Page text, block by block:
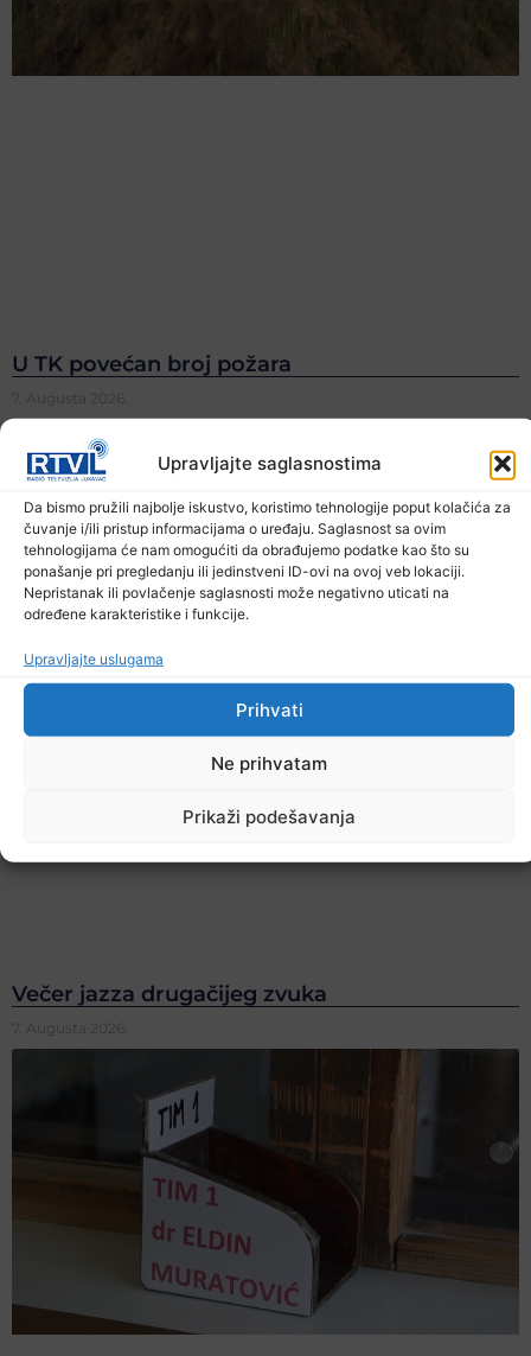
Upravljajte saglasnostima
Da bismo pružili najbolje iskustvo, koristimo tehnologije poput kolačića za
čuvanje i/ili pristup informacijama o uređaju. Saglasnost sa ovim
tehnologijama će nam omogućiti da obrađujemo podatke kao što su
ponašanje pri pregledanju ili jedinstveni ID-ovi na ovoj veb lokaciji.
Nepristanak ili povlačenje saglasnosti može negativno uticati na
određene karakteristike i funkcije.
Upravljajte uslugama
Prihvati
Ne prihvatam
Prikaži podešavanja
U TK povećan broj požara
7. Augusta 2026.
Večer jazza drugačijeg zvuka
7. Augusta 2026.